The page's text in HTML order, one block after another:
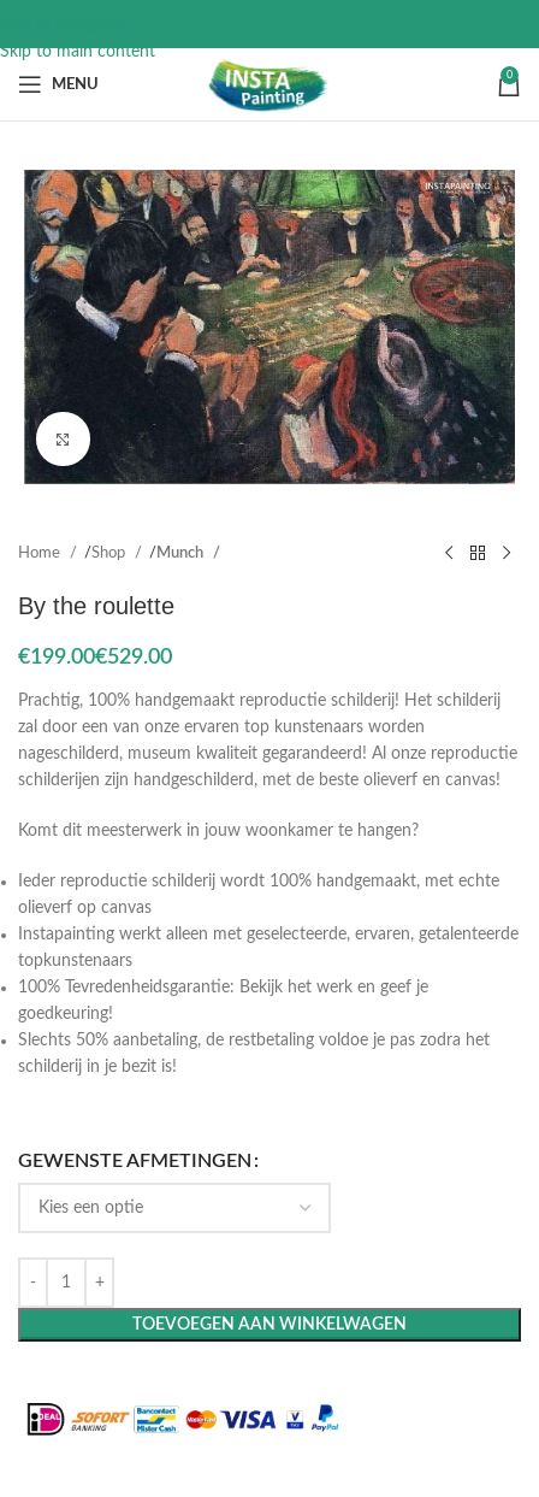
Skip to main content
MENU
0
Click to enlarge
Home Shop Munch
By the roulette
€ €
Prachtig, 100% handgemaakt reproductie schilderij! Het schilderij
zal door een van onze ervaren top kunstenaars worden
nageschilderd, museum kwaliteit gegarandeerd! Al onze reproductie
schilderijen zijn handgeschilderd, met de beste olieverf en canvas!
Komt dit meesterwerk in jouw woonkamer te hangen?
Ieder reproductie schilderij wordt 100% handgemaakt, met echte
olieverf op canvas
Instapainting werkt alleen met geselecteerde, ervaren, getalenteerde
topkunstenaars
100% Tevredenheidsgarantie: Bekijk het werk en geef je
goedkeuring!
Slechts 50% aanbetaling, de restbetaling voldoe je pas zodra het
schilderij in je bezit is!
GEWENSTE AFMETINGEN
TOEVOEGEN AAN WINKELWAGEN